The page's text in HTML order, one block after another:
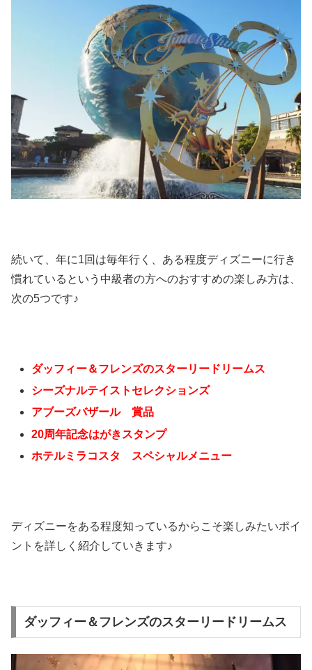
続いて、年に1回は毎年行く、ある程度ディズニーに行き
慣れているという中級者の方へのおすすめの楽しみ方は、
次の5つです♪
ダッフィー＆フレンズのスターリードリームス
シーズナルテイストセレクションズ
アブーズバザール 賞品
20周年記念はがきスタンプ
ホテルミラコスタ スペシャルメニュー
ディズニーをある程度知っているからこそ楽しみたいポイ
ントを詳しく紹介していきます♪
ダッフィー＆フレンズのスターリードリームス